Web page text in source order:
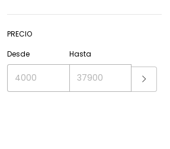
PRECIO
Desde
Hasta